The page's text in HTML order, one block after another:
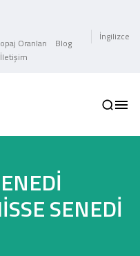
Oranları
Blog
İletişim
İngilizce
SENEDİ